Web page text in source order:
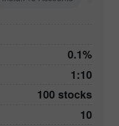
0.1%
1:10
100 stocks
10